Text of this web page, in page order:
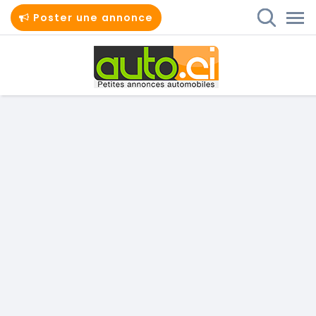
Poster une annonce